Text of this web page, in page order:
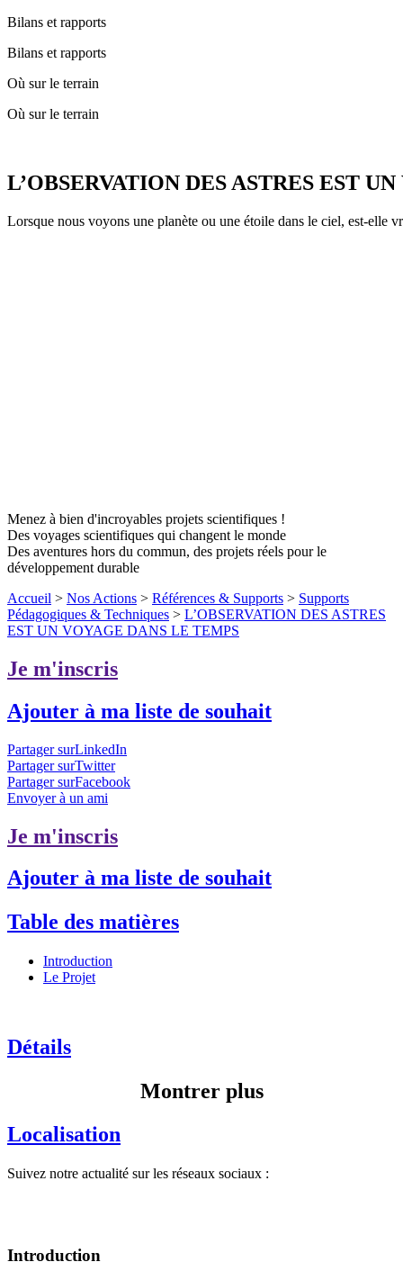
Bilans et rapports
Bilans et rapports
Où sur le terrain
Où sur le terrain
L’OBSERVATION DES ASTRES EST
Lorsque nous voyons une planète ou une étoile dans le ciel, est-elle
Menez à bien d'incroyables projets scientifiques !
Des voyages scientifiques qui changent le monde
Des aventures hors du commun, des projets réels pour le
développement durable
Accueil > Nos Actions > Références & Supports > Supports
Pédagogiques & Techniques > L’OBSERVATION DES ASTRES
EST UN VOYAGE DANS LE TEMPS
Je m'inscris
Ajouter à ma liste de souhait
Partager surLinkedIn
Partager surTwitter
Partager surFacebook
Envoyer à un ami
Je m'inscris
Ajouter à ma liste de souhait
Table des matières
Introduction
Le Projet
Détails
Montrer plus
Localisation
Suivez notre actualité sur les réseaux sociaux :
Introduction